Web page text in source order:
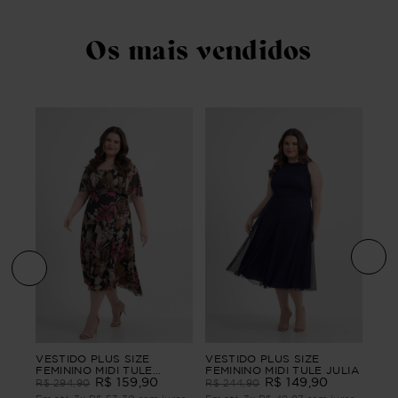
Os mais vendidos
VESTIDO PLUS SIZE
FEMININO MIDI TULE
CLARIDADE
R$ 294,90 R$ 159 90
VESTIDO PLUS SIZE
FEMININO MIDI TULE JULIA
R$ 244,90 R$ 149 90